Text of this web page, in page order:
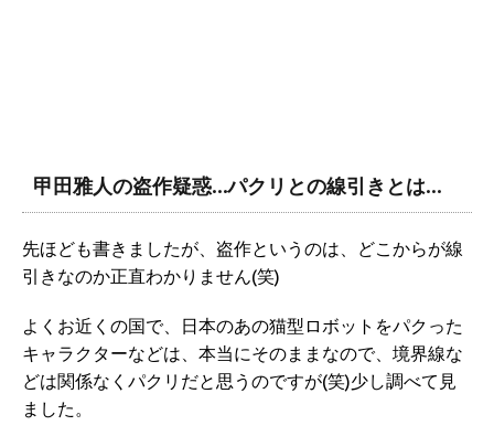
甲田雅人の盗作疑惑…パクリとの線引きとは…
先ほども書きましたが、盗作というのは、どこからが線
引きなのか正直わかりません(笑)
よくお近くの国で、日本のあの猫型ロボットをパクった
キャラクターなどは、本当にそのままなので、境界線な
どは関係なくパクリだと思うのですが(笑)少し調べて見
ました。